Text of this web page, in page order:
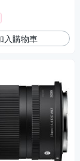
入購物車